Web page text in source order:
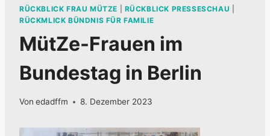
RÜCKBLICK FRAU MÜTZE RÜCKBLICK PRESSESCHAU
RÜCKMLICK BÜNDNIS FÜR FAMILIE
MütZe-Frauen im
Bundestag in Berlin
Von edadffm 8. Dezember 2023